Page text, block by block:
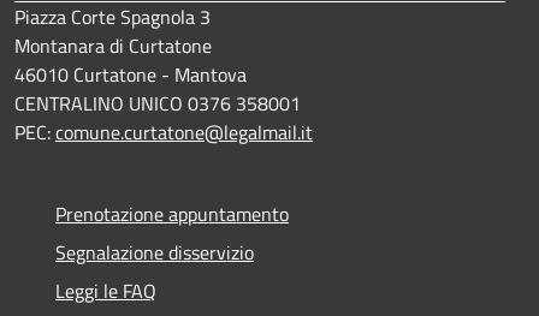
Piazza Corte Spagnola 3
Montanara di Curtatone
46010 Curtatone - Mantova
CENTRALINO UNICO 0376 358001
PEC:comune.curtatone@legalmail.it
Prenotazione appuntamento
Segnalazione disservizio
Leggi le FAQ